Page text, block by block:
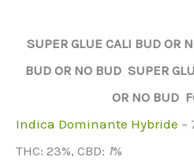
SUPER GLUE CALI BUD OR
BUD OR NO BUD SUPER
OR NO BUD
Indica Dominante Hybride –
THC: 23%, CBD: 1%